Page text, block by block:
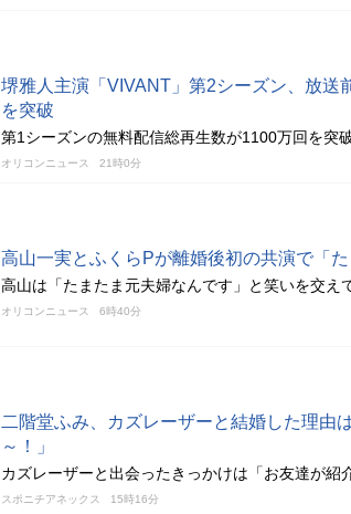
堺雅人主演「VIVANT」第2シーズン、放送
を突破
第1シーズンの無料配信総再生数が1100万回を突
オリコンニュース 21時0分
高山一実とふくらPが離婚後初の共演で「た
高山は「たまたま元夫婦なんです」と笑いを交え
オリコンニュース 6時40分
二階堂ふみ、カズレーザーと結婚した理由
～！」
カズレーザーと出会ったきっかけは「お友達が紹
スポニチアネックス 15時16分